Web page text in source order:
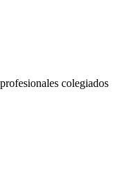
colegiados